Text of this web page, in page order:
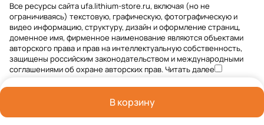
В корзину
Все ресурсы сайта ufa.lithium-store.ru, включая (но не
ограничиваясь) текстовую, графическую, фотографическую и
видео информацию, структуру, дизайн и оформление страниц,
доменное имя, фирменное наименование являются объектами
авторского права и прав на интеллектуальную собственность,
защищены российским законодательством и международными
соглашениями об охране авторских прав.Читать далее